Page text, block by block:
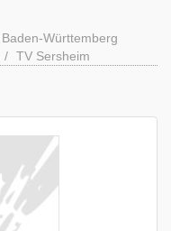
Baden-Württemberg
TV Sersheim